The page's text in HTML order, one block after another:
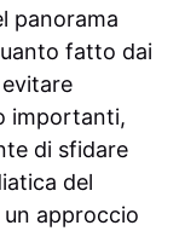
panorama
fatto dai
importanti,
di sfidare
del
approccio